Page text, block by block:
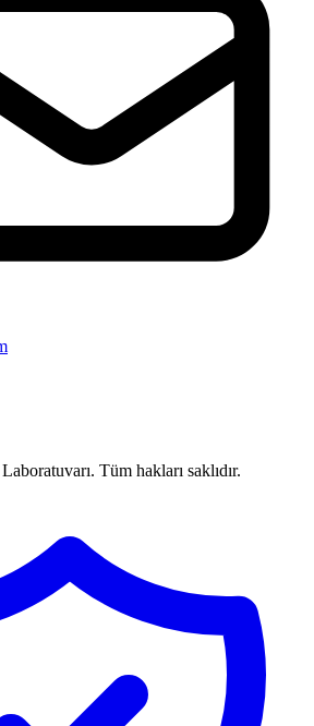
Tüm hakları saklıdır.